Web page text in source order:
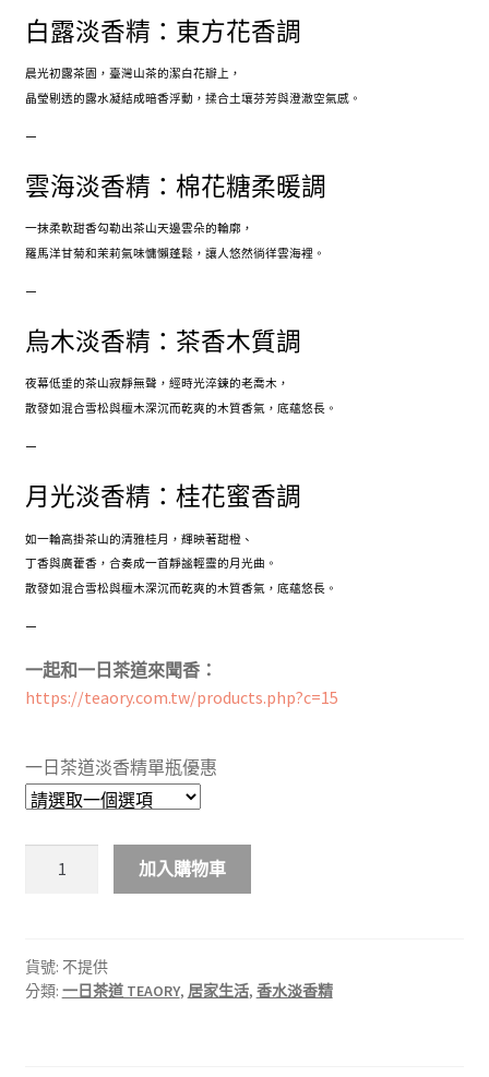
白露淡香精：東方花香調
晨光初露茶園，臺灣山茶的潔白花瓣上，
晶瑩剔透的露水凝結成暗香浮動，揉合土壤芬芳與澄澈空氣感。
–
雲海淡香精：棉花糖柔暖調
一抹柔軟甜香勾勒出茶山天邊雲朵的輪廓，
羅馬洋甘菊和茉莉氣味慵懶蓬鬆，讓人悠然徜徉雲海裡。
–
烏木淡香精：茶香木質調
夜幕低垂的茶山寂靜無聲，經時光淬鍊的老喬木，
散發如混合雪松與檀木深沉而乾爽的木質香氣，底蘊悠長。
–
月光淡香精：桂花蜜香調
如一輪高掛茶山的清雅桂月，輝映著甜橙、
丁香與廣藿香，合奏成一首靜謐輕靈的月光曲。
散發如混合雪松與檀木深沉而乾爽的木質香氣，底蘊悠長。
–
一起和一日茶道來聞香：
https://teaory.com.tw/products.php?c=15
一日茶道淡香精單瓶優惠
｜
一
加入購物車
貨號: 不提供
分類: 一日茶道 TEAORY, 居家生活, 香水淡香精